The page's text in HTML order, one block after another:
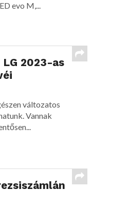
evo M,...
2023-as
változatos
Vannak